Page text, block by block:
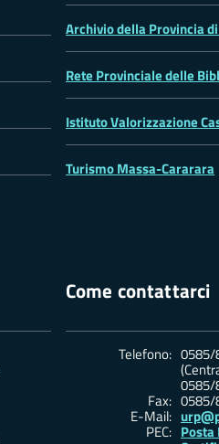
Archivio della Provincia
Rete Provinciale delle
Istituto Valorizzazione
Turismo Massa-Cararara
Come contattarci
Telefono: 0585/
0585/
Fax: 0585/
E-Mail:
PEC: